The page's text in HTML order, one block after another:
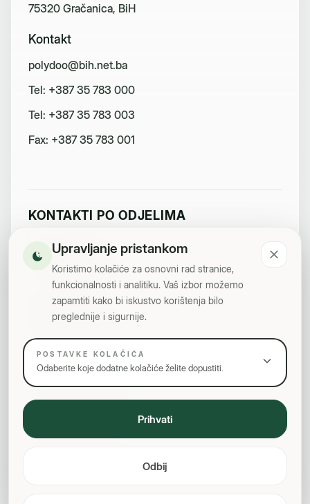
75320 Gračanica, BiH
Kontakt
polydoo@bih.net.ba
Tel: +387 35 783 000
Tel: +387 35 783 003
Fax: +387 35 783 001
KONTAKTI PO ODJELIMA
VELEPRODAJA
polydoo@bih.net.ba
MALOPRODAJA
maloprodaja@poly.ba
Tel: +387 35 783 011
HDPE VREĆICE
mladen.pavlovic@poly.ba
Upravljanje pristankom
Koristimo kolačiće za osnovni rad stranice,
funkcionalnosti i analitiku. Vaš izbor možemo
zapamtiti kako bi iskustvo korištenja bilo
preglednije i sigurnije.
POSTAVKE KOLAČIĆA
Odaberite koje dodatne kolačiće želite dopustiti.
Prihvati
Odbij